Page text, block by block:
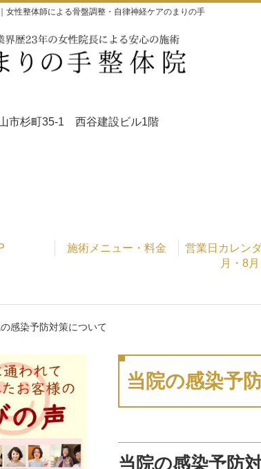
女性整体師による骨盤調整・自律神経ケアのまりの手
山市杉町35-1 西谷建設ビル1階
施術メニュー・料金
営業日カレン
月・8月
感染予防対策について
当院の感染予
当院の感染予防